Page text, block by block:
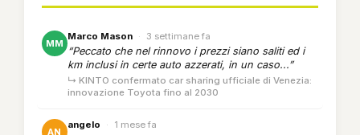
MM
Marco Mason · 3 settimane fa
“Peccato che nel rinnovo i prezzi siano saliti ed i
km inclusi in certe auto azzerati, in un caso...”
↳ KINTO confermato car sharing ufficiale di Venezia:
innovazione Toyota fino al 2030
AN
angelo · 1 mese fa